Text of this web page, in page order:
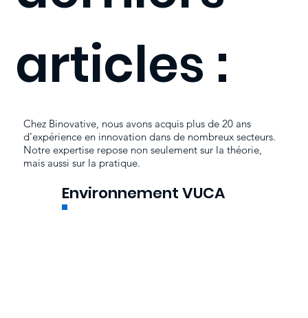
articles :
Chez Binovative, nous avons acquis plus de 20 ans
d'expérience en innovation dans de nombreux secteurs.
Notre expertise repose non seulement sur la théorie,
mais aussi sur la pratique.
Environnement VUCA